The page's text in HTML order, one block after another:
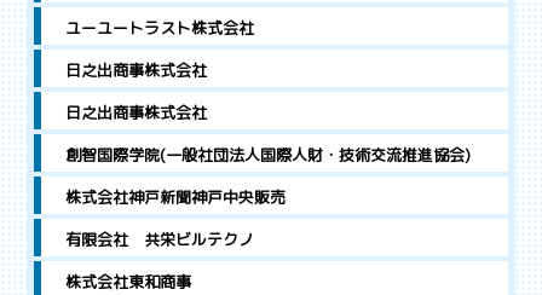
ユーユートラスト株式会社
日之出商事株式会社
日之出商事株式会社
創智国際学院(一般社団法人国際人財・技術交流推進協会)
株式会社神戸新聞神戸中央販売
有限会社 共栄ビルテクノ
株式会社東和商事